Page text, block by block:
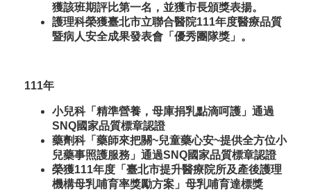
獲該班期評比第一名，並獲市長頒獎表揚。
護理科榮獲臺北市立聯合醫院111年度醫療品質
暨病人安全成果發表會「優秀團隊獎」。
111年
小兒科「精準營養，母庫捐乳點滴呵護」通過
SNQ國家品質標章認證
藥劑科「藥師來把關~兒童藥心安~提供全方位小
兒藥事照護服務」通過SNQ國家品質標章認證
榮獲111年度「臺北市提升醫療院所及產後護理
機構母乳哺育率獎勵方案」母乳哺育達標獎